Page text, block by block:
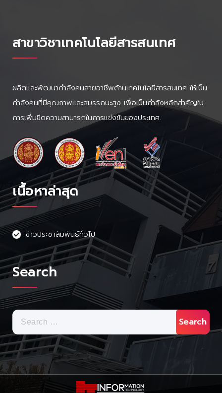
สาขาวิชาเทคโนโลยีสารสนเทศ
ผลิตและพัฒนากำลังคนสายอาชีพด้านเทคโนโลยีสารสนเทศ ให้เป็น
กำลังคนที่มีคุณภาพและสมรรถนะสูง เพื่อเป็นกำลังหลักสำคัญใน
การเพิ่มขีดความสามารถในการแข่งขันของประเทศ.
เนื้อหาล่าสุด
ข่าวประชาสัมพันธ์ทั่วไป
Search
Search
for: